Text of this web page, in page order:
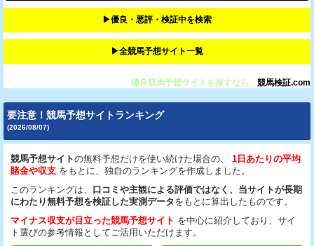
▶︎優良・悪評・検証中を検索
▶︎全競馬予想サイト一覧
優良競馬予想サイトを探すなら、 競馬検証.com
要注意！競馬予想サイトランキング
(2026/08/07)
競馬予想サイトの無料予想だけを使い続けた場合の、
1日あたりの平均
賭金や収支 をもとに、独自のランキングを作成しました。
このランキングは、 口コミや主観による評価ではなく、当サイトが長期
にわたり無料予想を検証した実測データをもとに算出したものです。
マイナス収支が目立った競馬予想サイト を中心に紹介しており、サイ
ト選びの参考情報としてご活用いただけます。